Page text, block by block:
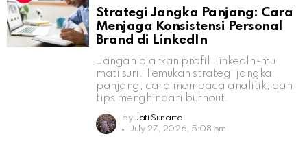
Strategi Jangka Panjang: Cara
Menjaga Konsistensi Personal
Brand di LinkedIn
Jangan biarkan profil LinkedIn-mu
mati suri. Temukan strategi jangka
panjang, cara membaca analitik, dan
tips menghindari burnout.
by Jati Sunarto
July 27, 2026, 5:08 pm